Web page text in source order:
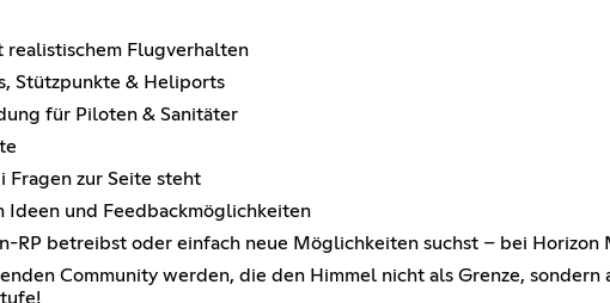
Flugverhalten
Stützpunkte & Heliports
für Piloten & Sanitäter
Fragen zur Seite steht
Ideen und Feedbackmöglichkeiten
RP betreibst oder einfach neue Möglichkeiten suchst – bei
Community werden, die den Himmel nicht als Grenze,